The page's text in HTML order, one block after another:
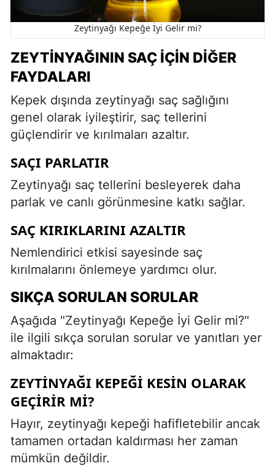
Zeytinyağı Kepeğe İyi Gelir mi?
ZEYTINYAĞININ SAÇ İÇIN DIĞER
FAYDALARI
Kepek dışında zeytinyağı saç sağlığını
genel olarak iyileştirir, saç tellerini
güçlendirir ve kırılmaları azaltır.
SAÇI PARLATIR
Zeytinyağı saç tellerini besleyerek daha
parlak ve canlı görünmesine katkı sağlar.
SAÇ KIRIKLARINI AZALTIR
Nemlendirici etkisi sayesinde saç
kırılmalarını önlemeye yardımcı olur.
SIKÇA SORULAN SORULAR
Aşağıda "Zeytinyağı Kepeğe İyi Gelir mi?"
ile ilgili sıkça sorulan sorular ve yanıtları yer
almaktadır:
ZEYTINYAĞI KEPEĞI KESIN OLARAK
GEÇIRIR MI?
Hayır, zeytinyağı kepeği hafifletebilir ancak
tamamen ortadan kaldırması her zaman
mümkün değildir.